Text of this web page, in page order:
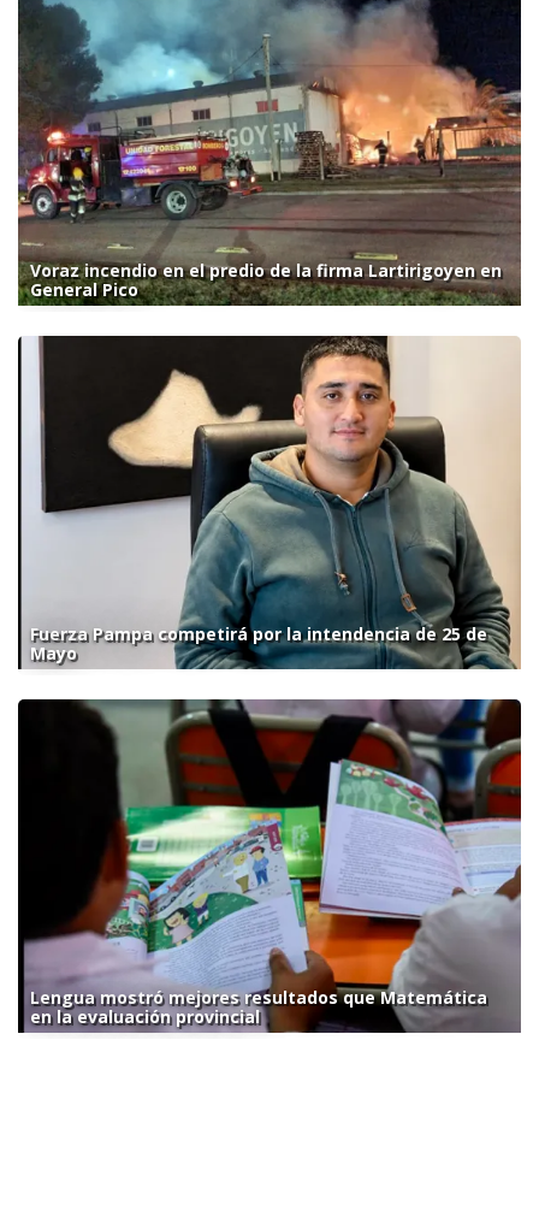
Voraz incendio en el predio de la firma Lartirigoyen en
General Pico
Fuerza Pampa competirá por la intendencia de 25 de
Mayo
Lengua mostró mejores resultados que Matemática
en la evaluación provincial